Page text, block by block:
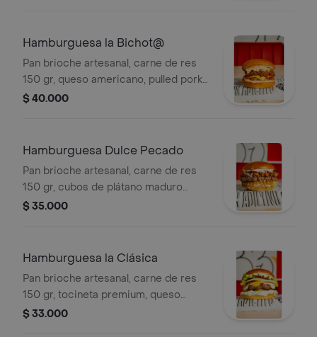
Hamburguesa la Bichot@
Pan brioche artesanal, carne de res
150 gr, queso americano, pulled pork
jugoso, tocineta premium, ensalada
$ 40.000
Hamburguesa Dulce Pecado
Pan brioche artesanal, carne de res
150 gr, cubos de plátano maduro
bañados en salsa de bocadillo y
papas y salsa tártara.
$ 35.000
Hamburguesa la Clásica
Pan brioche artesanal, carne de res
150 gr, tocineta premium, queso
americano, queso doble crema,
$ 33.000